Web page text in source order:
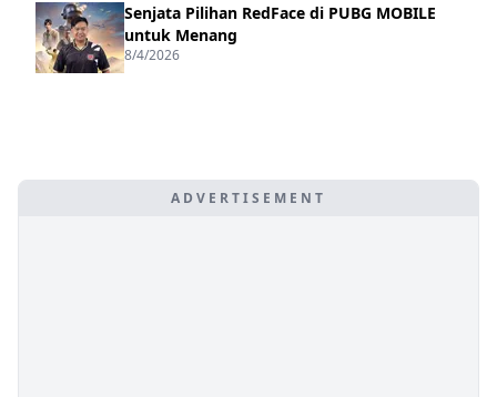
Senjata Pilihan RedFace di PUBG MOBILE
untuk Menang
8/4/2026
ADVERTISEMENT